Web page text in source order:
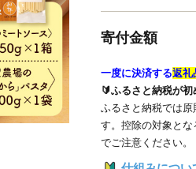
寄付金額
一度に決済する返礼
🔰ふるさと納税が
ふるさと納税では
す。控除の対象と
でご注意ください。